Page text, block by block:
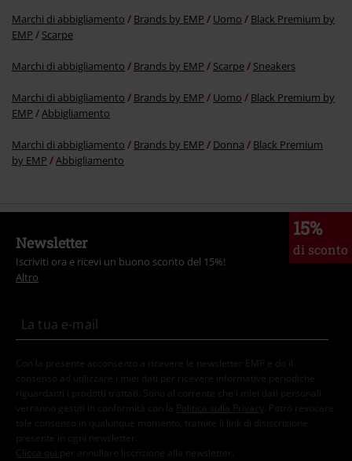
Marchi di abbigliamento Brands by EMP Uomo
Black Premium by
EMP
Scarpe
Marchi di abbigliamento Brands by EMP Scarpe Sneakers
Marchi di abbigliamento Brands by EMP Uomo
Black Premium by
EMP
Abbigliamento
Marchi di abbigliamento Brands by EMP Donna
Black Premium
by EMP
Abbigliamento
15%
di sconto
Newsletter
Iscriviti ora e ricevi un buono sconto del 15%!
Altro
Con la presente acconsento a ricevere le newsletter EMP e do il
consenso ad utilizzare i miei dati per ricevere informative periodiche
riguardanti i prodotti trattati. Sono al corrente che i miei dati personali
verranno gestiti in conformità con la
Politica sulla Privacy
. Potrò revocare
tale consenso in qualunque momento, tramite il link di disiscrizione
presente in ogni newsletter.
Clicca qui per annullare liscrizione alla newsletter.